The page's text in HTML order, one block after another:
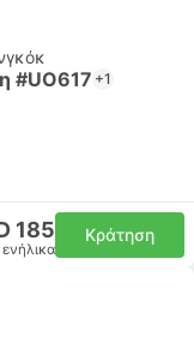
#UO617 +1
185 Κράτηση